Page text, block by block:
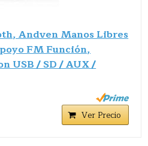
Andven Manos Libres
FM Función,
USB / SD / AUX /
Ver Precio